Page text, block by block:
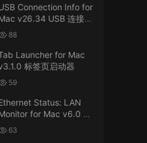
Studio 21 for Mac
界顶级调色软件
载。
• 2026-07-29
Connection Info for
v26.34 USB 连接信
息 88
Launcher for Mac
标签页启动器
59
Status: LAN
for Mac v6.0 以
太网状态：LAN 监控
63